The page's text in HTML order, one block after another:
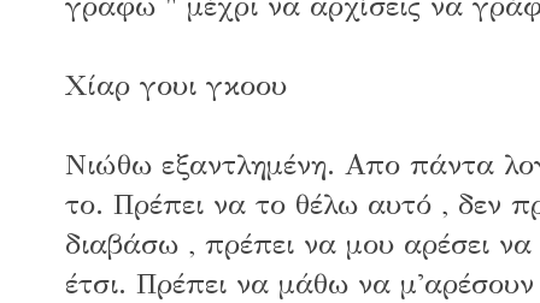
Χίαρ γουι γκοου
Νιώθω εξαντλημένη. Απο πάντα
το. Πρέπει να το θέλω αυτό , δεν
διαβάσω , πρέπει να μου αρέσει
έτσι. Πρέπει να μάθω να μ'αρέσουν